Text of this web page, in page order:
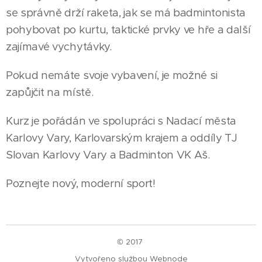
se správně drží raketa, jak se má badmintonista
pohybovat po kurtu, taktické prvky ve hře a další
zajímavé vychytávky.
Pokud nemáte svoje vybavení, je možné si
zapůjčit na místě.
Kurz je pořádán ve spolupráci s Nadací města
Karlovy Vary, Karlovarským krajem a oddíly TJ
Slovan Karlovy Vary a Badminton VK Aš.
Poznejte nový, moderní sport!
© 2017
Vytvořeno službou Webnode